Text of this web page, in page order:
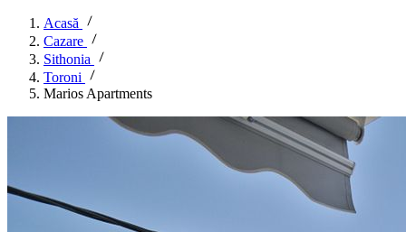
Acasă
Cazare
Sithonia
Toroni
Marios Apartments